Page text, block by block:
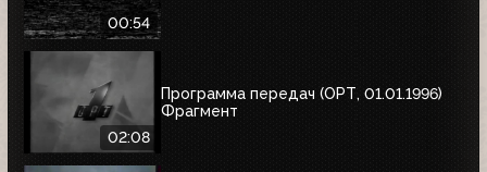
00:54
02:08
Программа передач (ОРТ, 01.01.1996)
Фрагмент